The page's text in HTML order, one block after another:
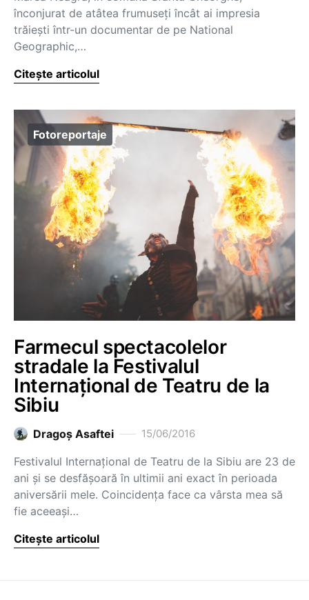
înconjurat de atâtea frumuseți încât ai impresia
trăiești într-un documentar de pe National
Geographic,…
Citește articolul
Fotoreportaje
Farmecul spectacolelor
stradale la Festivalul
Internațional de Teatru de la
Sibiu
Dragoş Asaftei 15/06/2016
Festivalul Internațional de Teatru de la Sibiu are 23 de
ani și se desfășoară în ultimii ani exact în perioada
aniversării mele. Coincidența face ca vârsta mea să
fie aceeași…
Citește articolul